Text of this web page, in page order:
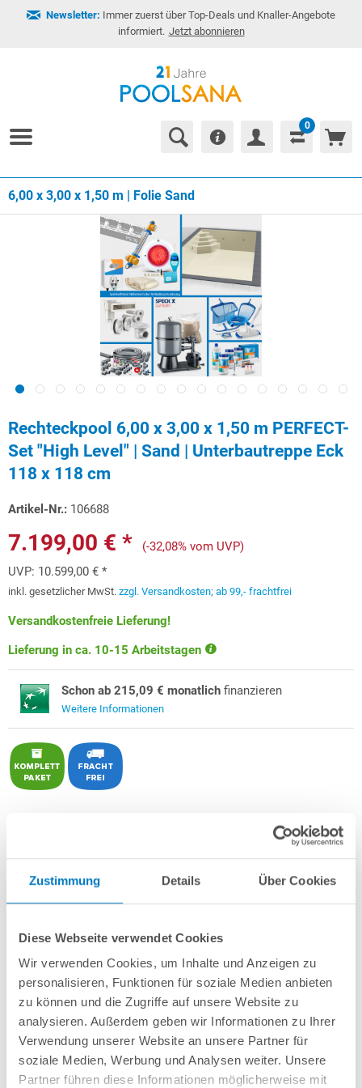
Zustimmung Details Über Cookies
Diese Webseite verwendet Cookies
Wir verwenden Cookies, um Inhalte und Anzeigen zu
personalisieren, Funktionen für soziale Medien anbieten
zu können und die Zugriffe auf unsere Website zu
analysieren. Außerdem geben wir Informationen zu Ihrer
Verwendung unserer Website an unsere Partner für
soziale Medien, Werbung und Analysen weiter. Unsere
Partner führen diese Informationen möglicherweise mit
Newsletter: Immer zuerst über Top-Deals und Knaller-Angebote
informiert. Jetzt abonnieren
0
6,00 x 3,00 x 1,50 m | Folie Sand
Rechteckpool 6,00 x 3,00 x 1,50 m PERFECT-
Set "High Level" | Sand | Unterbautreppe Eck
118 x 118 cm
Artikel-Nr.: 106688
7.199,00 € *
(-32,08% vom UVP)
UVP: 10.599,00 € *
inkl. gesetzlicher MwSt. zzgl. Versandkosten; ab 99,- frachtfrei
Versandkostenfreie Lieferung!
Lieferung in ca. 10-15 Arbeitstagen
Schon ab 215,09 € monatlich finanzieren
Weitere Informationen
sandfarbener PVC-Poolfolie ca. 0,8 mmmit Keilbiese
PERFECT-Set "High Level" inkl.:
Wasserpflegebedarf deutlich!
Breitmaul-Einbauskimmer Slim für einen extra hohen Wasserstand
Bodenablauf+ 2 Einlaufdüsen mitsamt Mauerdurchführungen
SandfilteranlagePOOL SANAPREMIUM 500 / SPECKPP 9(Pumpe
Germany
) inkl. Filtersand
Erdbeständiges Verrohrungsset PROFI Ø 50 mm
4-stufige Comfort-Unterbautreppe gerade 118 x 118 cm
7-teiliges Reinigungsset PROFI
7-teiliges Wasserpflegeset PROFI